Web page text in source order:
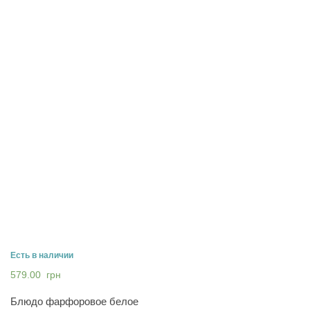
Есть в наличии
579.00 грн
Блюдо фарфоровое белое